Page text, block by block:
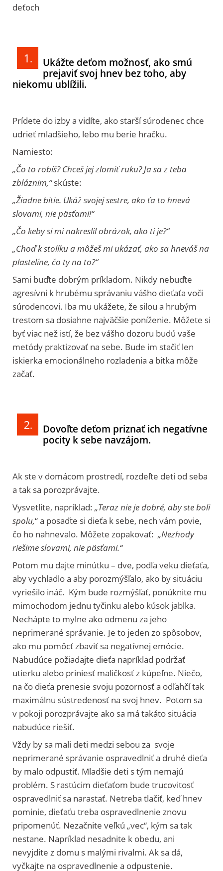
deťoch
Ukážte deťom možnosť, ako smú
prejaviť svoj hnev bez toho, aby
niekomu ublížili.
Prídete do izby a vidíte, ako starší súrodenec chce
udrieť mladšieho, lebo mu berie hračku.
Namiesto:
„Čo to robíš? Chceš jej zlomiť ruku? Ja sa z teba
zbláznim,“skúste:
„Žiadne bitie. Ukáž svojej sestre, ako ťa to hnevá
slovami, nie päsťami!“
„Čo keby si mi nakreslil obrázok, ako ti je?“
„Choď k stolíku a môžeš mi ukázať, ako sa hneváš na
plastelíne, čo ty na to?“
Sami buďte dobrým príkladom. Nikdy nebuďte
agresívni k hrubému správaniu vášho dieťaťa voči
súrodencovi. Iba mu ukážete, že silou a hrubým
trestom sa dosiahne najväčšie poníženie. Môžete si
byť viac než istí, že bez vášho dozoru budú vaše
metódy praktizovať na sebe. Bude im stačiť len
iskierka emocionálneho rozladenia a bitka môže
začať.
Dovoľte deťom priznať ich negatívne
pocity k sebe navzájom.
Ak ste v domácom prostredí, rozdeľte deti od seba
a tak sa porozprávajte.
Vysvetlite, napríklad: „Teraz nie je dobré, aby ste boli
spolu,“ a posaďte si dieťa k sebe, nech vám povie,
čo ho nahnevalo. Môžete zopakovať: „Nezhody
riešime slovami, nie päsťami.“
Potom mu dajte minútku – dve, podľa veku dieťaťa,
aby vychladlo a aby porozmýšľalo, ako by situáciu
vyriešilo ináč. Kým bude rozmýšľať, ponúknite mu
mimochodom jednu tyčinku alebo kúsok jablka.
Nechápte to mylne ako odmenu za jeho
neprimerané správanie. Je to jeden zo spôsobov,
ako mu pomôcť zbaviť sa negatívnej emócie.
Nabudúce požiadajte dieťa napríklad podržať
utierku alebo priniesť maličkosť z kúpeľne. Niečo,
na čo dieťa prenesie svoju pozornosť a odľahčí tak
maximálnu sústredenosť na svoj hnev. Potom sa
v pokoji porozprávajte ako sa má takáto situácia
nabudúce riešiť.
Vždy by sa mali deti medzi sebou za svoje
neprimerané správanie ospravedlniť a druhé dieťa
by malo odpustiť. Mladšie deti s tým nemajú
problém. S rastúcim dieťaťom bude trucovitosť
ospravedlniť sa narastať. Netreba tlačiť, keď hnev
pominie, dieťaťu treba ospravedlnenie znovu
pripomenúť. Nezačnite veľkú „vec“, kým sa tak
nestane. Napríklad nesadnite k obedu, ani
nevyjdite z domu s malými rivalmi. Ak sa dá,
vyčkajte na ospravedlnenie a odpustenie.